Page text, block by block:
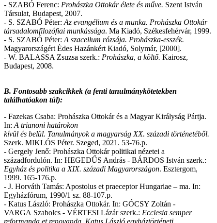
- SZABÓ Ferenc: Prohászka Ottokár élete és műve. Szent István
Társulat, Budapest, 2007.
- S. SZABÓ Péter: Az evangélium és a munka. Prohászka Ottokár
társadalomfilozófiai munkássága. Ma Kiadó, Székesfehérvár, 1999.
- S. SZABÓ Péter: A szacellum rózsája. Prohászka-esszék.
Magyarországért Édes Hazánkért Kiadó, Solymár, [2000].
- W. BALASSA Zsuzsa szerk.: Prohászka, a költő. Kairosz,
Budapest, 2008.
B. Fontosabb szakcikkek (a fenti tanulmánykötetekben
találhatóakon túl):
- Fazekas Csaba: Prohászka Ottokár és a Magyar Királyság Pártja.
In: A trianoni határokon
kívül és belül. Tanulmányok a magyarság XX. századi történetéből.
Szerk. MIKLÓS Péter. Szeged, 2021. 53-76.p.
- Gergely Jenő: Prohászka Ottokár politikai nézetei a
századfordulón. In: HEGEDŰS András - BÁRDOS István szerk.:
Egyház és politika a XIX. századi Magyarországon. Esztergom,
1999. 165-176.p.
- J. Horváth Tamás: Apostolus et praeceptor Hungariae – ma. In:
Egyházfórum, 1990/1 sz. 88-107.p.
- Katus László: Prohászka Ottokár. In: GÓCSY Zoltán -
VARGA Szabolcs - VÉRTESI Lázár szerk.: Ecclesia semper
reformanda et renovanda. Katus László egyháztörténeti